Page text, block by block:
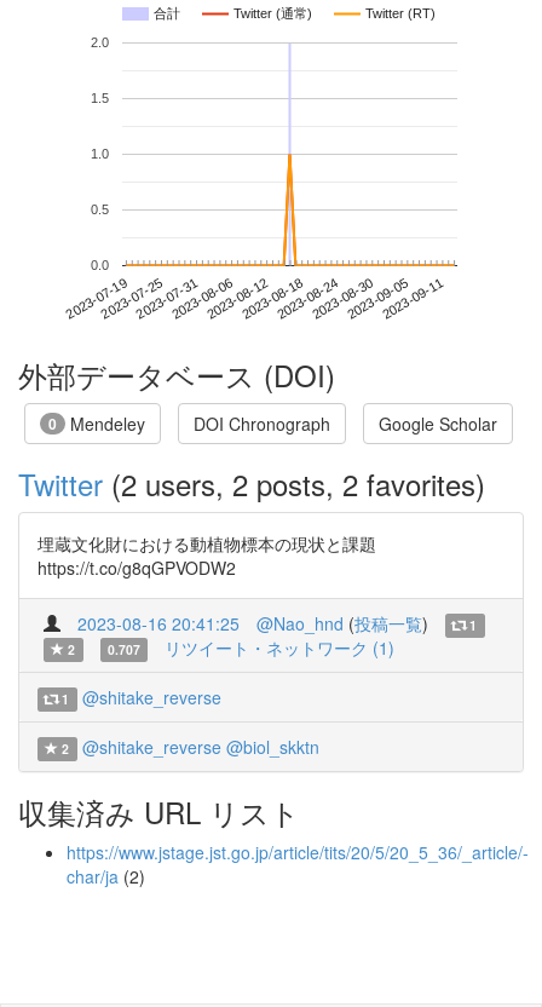
合計 Twitter (通常) Twitter (RT)
2023-07-192023-07-252023-07-312023-08-062023-08-122023-08-182023-08-242023-08-302023-09-052023-09-11
0.0
0.5
1.0
1.5
2.0
外部データベース (DOI)
0 Mendeley DOI Chronograph Google Scholar
Twitter (2 users, 2 posts, 2 favorites)
埋蔵文化財における動植物標本の現状と課題
https://t.co/g8qGPVODW2
2023-08-16 20:41:25 @Nao_hnd (投稿一覧)
1
2
0.707 リツイート・ネットワーク (1)
1 @shitake_reverse
2 @shitake_reverse @biol_skktn
収集済み URL リスト
https://www.jstage.jst.go.jp/article/tits/20/5/20_5_36/_article/-
char/ja (2)